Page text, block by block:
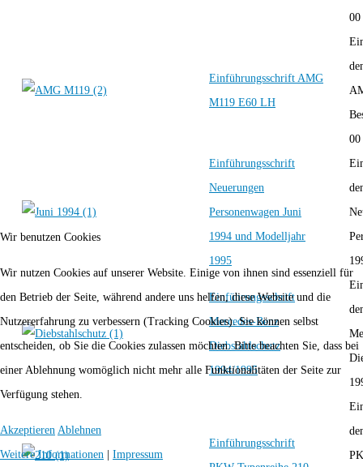
Einführungsschrift AMG
M119 E60 LH
Einführungsschrift
Neuerungen
Personenwagen Juni
1994 und Modelljahr
1995
Einführungsschrift
Mercedes-Benz
Diebstahlschutz
1994/1995
Einführungsschrift
Wir benutzen Cookies
Wir nutzen Cookies auf unserer Website. Einige von ihnen sind essenziell für
den Betrieb der Seite, während andere uns helfen, diese Website und die
Nutzererfahrung zu verbessern (Tracking Cookies). Sie können selbst
entscheiden, ob Sie die Cookies zulassen möchten. Bitte beachten Sie, dass bei
einer Ablehnung womöglich nicht mehr alle Funktionalitäten der Seite zur
Verfügung stehen.
Akzeptieren Ablehnen
Weitere Informationen
Impressum